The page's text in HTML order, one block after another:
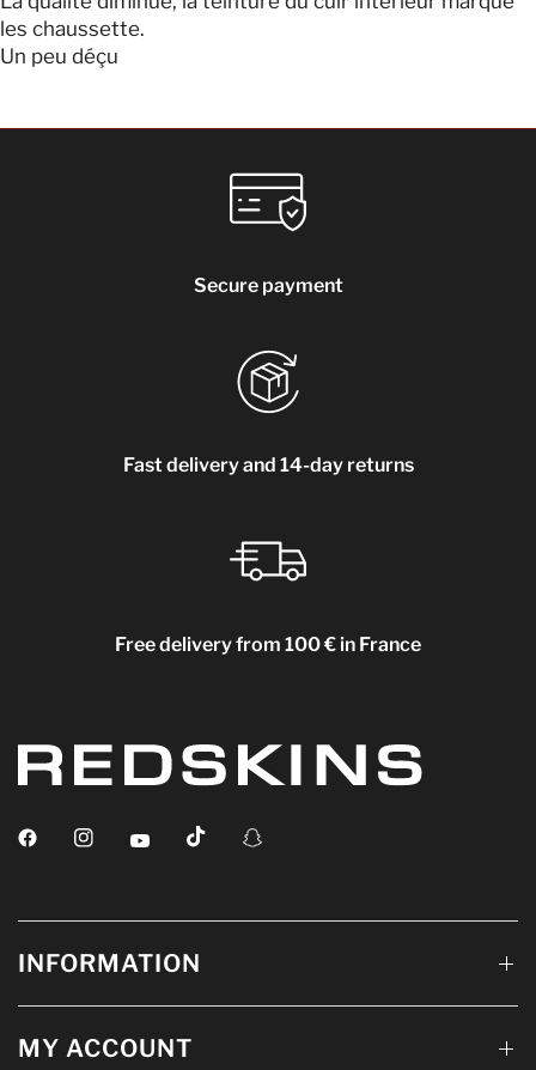
les chaussette.
Un peu déçu
Secure payment
Fast delivery and 14-day returns
Free delivery from 100 € in France
INFORMATION
MY ACCOUNT